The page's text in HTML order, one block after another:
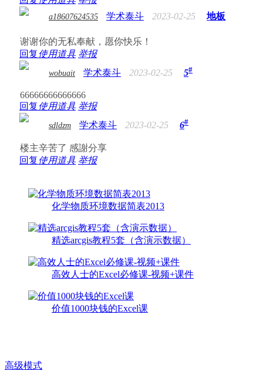
a18607624535 学术泰斗 2023-02-25 地板
谢谢你的无私奉献，愿你快乐！
回复使用道具 举报
wobuait 学术泰斗 2023-02-25 5#
66666666666666
回复使用道具 举报
sdldzm 学术泰斗 2023-02-25 6#
楼主辛苦了 感謝分享
回复使用道具 举报
化学物质环境数据简表2013
精选arcgis教程5套（含演示数据）
高效人士的Excel必修课-视频+课件
价值1000块钱的Excel课
高级模式